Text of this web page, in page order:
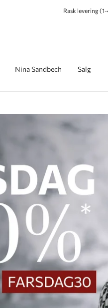
Rask levering
Nina Sandbech Salg